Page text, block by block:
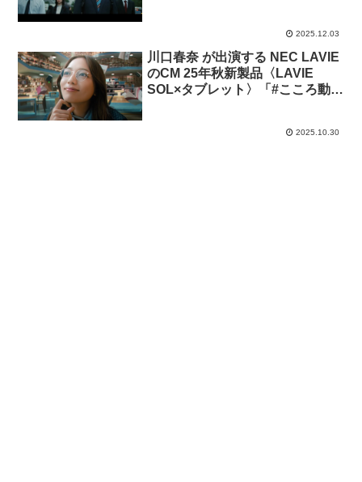
2025.12.03
川口春奈 が出演する NEC LAVIE
のCM 25年秋新製品〈LAVIE
SOL×タブレット〉「#こころ動か
2025.10.30